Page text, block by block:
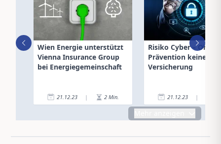
Wien Energie unterstützt
Vienna Insurance Group
bei Energiegemeinschaft
21.12.23 | 2 Min.
Risiko Cyber – Ohne
Prävention keine
Versicherung
21.12.23 |